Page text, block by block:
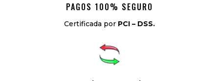
PAGOS 100% SEGURO
Certificada por PCI – DSS.